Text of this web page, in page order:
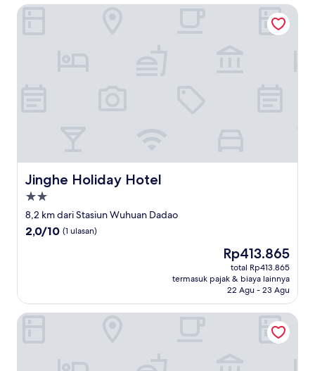
Jinghe Holiday Hotel
Jinghe Holiday Hotel
Properti
bintang
2.0
8,2 km dari Stasiun Wuhuan Dadao
2.0
2,0/10 (1 ulasan)
Harga
sekarang
Rp413.865
Rp413.865
total Rp413.865
termasuk pajak & biaya lainnya
22 Agu - 23 Agu
Jinghe Holiday Hotel
Fairfield By Marriott Wuhan Hankou